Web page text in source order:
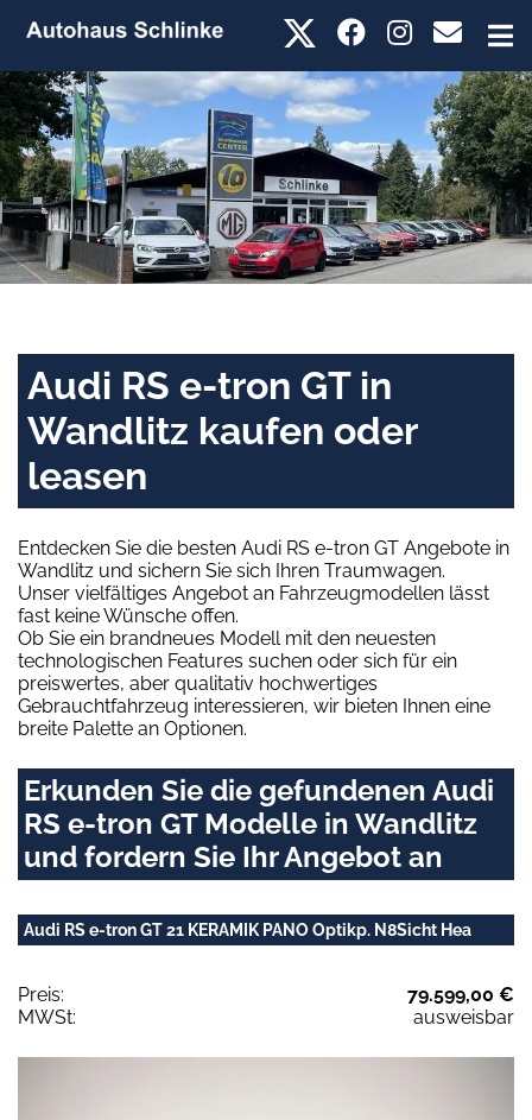
Audi RS e-tron GT in
Wandlitz kaufen oder
leasen
Entdecken Sie die besten Audi RS e-tron GT Angebote in
Wandlitz und sichern Sie sich Ihren Traumwagen.
Unser vielfältiges Angebot an Fahrzeugmodellen lässt
fast keine Wünsche offen.
Ob Sie ein brandneues Modell mit den neuesten
technologischen Features suchen oder sich für ein
preiswertes, aber qualitativ hochwertiges
Gebrauchtfahrzeug interessieren, wir bieten Ihnen eine
breite Palette an Optionen.
Erkunden Sie die gefundenen Audi
RS e-tron GT Modelle in Wandlitz
und fordern Sie Ihr Angebot an
Audi RS e-tron GT 21 KERAMIK PANO Optikp. N8Sicht Hea
Preis:
79.599,00 €
MWSt:
ausweisbar